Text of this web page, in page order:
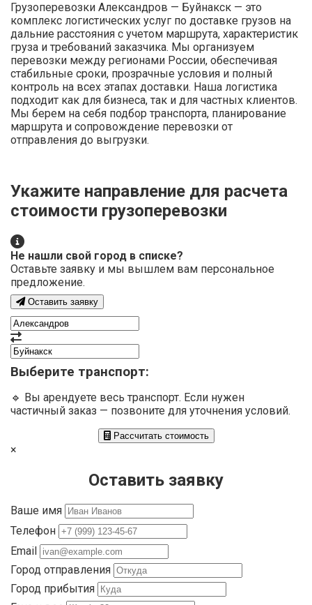
Грузоперевозки Александров — Буйнакск — это
комплекс логистических услуг по доставке грузов на
дальние расстояния с учетом маршрута, характеристик
груза и требований заказчика. Мы организуем
перевозки между регионами России, обеспечивая
стабильные сроки, прозрачные условия и полный
контроль на всех этапах доставки. Наша логистика
подходит как для бизнеса, так и для частных клиентов.
Мы берем на себя подбор транспорта, планирование
маршрута и сопровождение перевозки от
отправления до выгрузки.
Укажите направление для расчета
стоимости грузоперевозки
Не нашли свой город в списке?
Оставьте заявку и мы вышлем вам персональное
предложение.
Оставить заявку
Выберите транспорт:
🔹 Вы арендуете весь транспорт. Если нужен
частичный заказ — позвоните для уточнения условий.
Рассчитать стоимость
×
Оставить заявку
Ваше имя
Телефон
Email
Город отправления
Город прибытия